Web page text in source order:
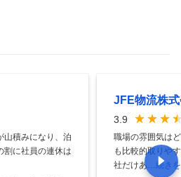
山積みになり、泊
割に社員の連休は
JFE物流株
3.9
職場の雰囲気は
も比較的取りや
社だけあ …続き